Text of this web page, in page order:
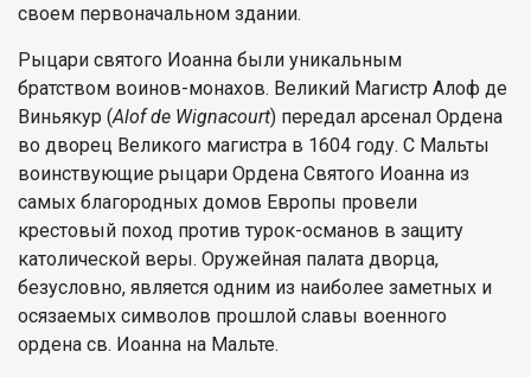
своем первоначальном здании.
Рыцари святого Иоанна были уникальным
братством воинов-монахов. Великий Магистр Алоф де
Виньякур (Alof de Wignacourt) передал арсенал Ордена
во дворец Великого магистра в 1604 году. С Мальты
воинствующие рыцари Ордена Святого Иоанна из
самых благородных домов Европы провели
крестовый поход против турок-османов в защиту
католической веры. Оружейная палата дворца,
безусловно, является одним из наиболее заметных и
осязаемых символов прошлой славы военного
ордена св. Иоанна на Мальте.